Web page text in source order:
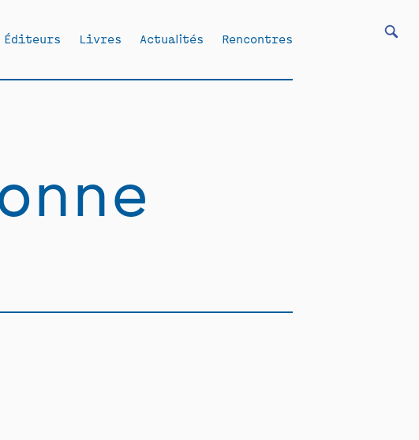
Éditeurs Livres Actualités Rencontres